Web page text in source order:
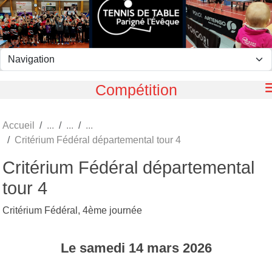
Compétition
Accueil
Critérium Fédéral départemental tour 4
Critérium Fédéral départemental
tour 4
Critérium Fédéral, 4ème journée
Le samedi 14 mars 2026
Panneau de gestion des cookies